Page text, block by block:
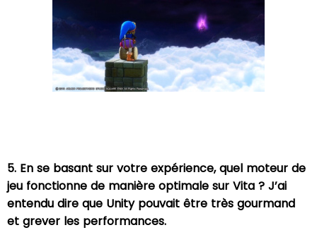
5. En se basant sur votre expérience, quel moteur de
jeu fonctionne de manière optimale sur Vita ? J’ai
entendu dire que Unity pouvait être très gourmand
et grever les performances.